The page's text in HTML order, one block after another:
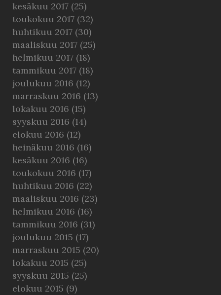
kesäkuu 2017 (25)
toukokuu 2017 (32)
huhtikuu 2017 (30)
maaliskuu 2017 (25)
helmikuu 2017 (18)
tammikuu 2017 (18)
joulukuu 2016 (12)
marraskuu 2016 (13)
lokakuu 2016 (15)
syyskuu 2016 (14)
elokuu 2016 (12)
heinäkuu 2016 (16)
kesäkuu 2016 (16)
toukokuu 2016 (17)
huhtikuu 2016 (22)
maaliskuu 2016 (23)
helmikuu 2016 (16)
tammikuu 2016 (31)
joulukuu 2015 (17)
marraskuu 2015 (20)
lokakuu 2015 (25)
syyskuu 2015 (25)
elokuu 2015 (9)